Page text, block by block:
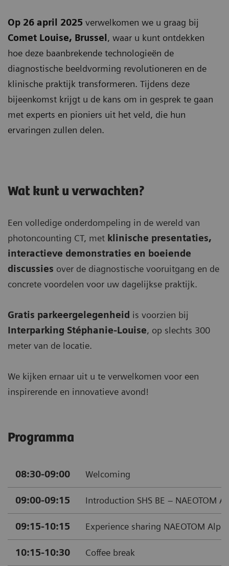
Op 26 april 2025 verwelkomen we u graag bij
Comet Louise, Brussel , waar u kunt ontdekken
hoe deze baanbrekende technologieën de
diagnostische beeldvorming revolutioneren en de
klinische praktijk transformeren. Tijdens deze
bijeenkomst krijgt u de kans om in gesprek te gaan
met experts en pioniers uit het veld, die hun
ervaringen zullen delen.
Wat kunt u verwachten?
Een volledige onderdompeling in de wereld van
photoncounting CT, met klinische presentaties,
interactieve demonstraties en boeiende
discussies over de diagnostische vooruitgang en de
concrete voordelen voor uw dagelijkse praktijk.
Gratis parkeergelegenheid is voorzien bij
Interparking Stéphanie-Louise, op slechts 300
meter van de locatie.
We kijken ernaar uit u te verwelkomen voor een
inspirerende en innovatieve avond!
Programma
08:30-09:00 Welcoming
09:00-09:15 Introduction SHS BE – NAEOTOM
09:15-10:15 Experience sharing NAEOTOM
10:15-10:30 Coffee break